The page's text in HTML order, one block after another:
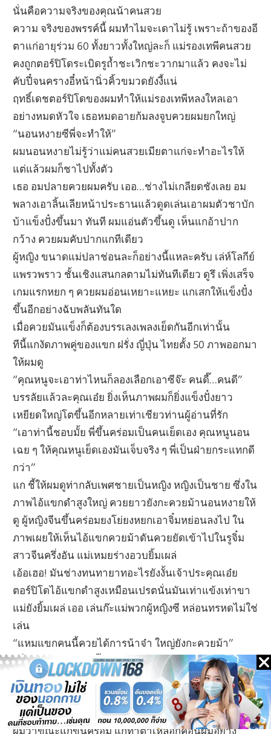
นั่นคือความจริงของคุณน้าคนสวย
ความ จริงของพรรค์นี้ ผมทำไมจะเดาไม่รู้ เพราะถ้าของอี
ตาแก่อายุร่วม 60 ทั้งยาวทั้งใหญ่ละก็ แม่รองเทพีคนสวย
คงถูกตอร์ปิโดระเบิดรูถ้ำชะเวิกชะวากมาแล้ว คงจะไม่
คับปี๋จนครางอี๋หน้านิ่วคิ้วขมวดยังงี้แน่
ฤทธิ์เดชตอร์ปิโดของผมทำให้แม่รองเทพีหลงใหลเอา
อย่างหมดหัวใจ เธอหมดอายก้มลงจูบควยผมยกใหญ่
“นอนหงายซีพี่จะทำให้”
ผมนอนหงายไม่รู้ว่าแม่คนสวยเมียตาแก่จะทำอะไรให้
แต่แล้วผมก็ชาไปทั้งตัว
เธอ อมปลายควยผมครับ เออ…ช่างไม่เกลียดชังเลย อม
พลางเอาลิ้นเลียหน้าประธานแล้วดูดเล่นเอาผมตัวชาบัก
บ้าแข็งปั๋งขึ้นมา ทันที ผมแอ่นตัวขึ้นดู เห็นแกอ้าปาก
กว้าง ควยผมคับปากแกทีเดียว
ผู้หญิง ขนาดแม่ปลาช่อนละก็อย่างนี้แหละครับ เล่ห์โลกีย์
แพรวพราว ชั้นเชิงแสนกลตามไม่ทันทีเดียว ดูรึ เพิ่งเสร็จ
เกมแรกหยก ๆ ควยผมอ่อนเหยาะแหยะ แกเสกให้แข็งปั๋ง
ขึ้นอีกอย่างฉับพลันทันใด
เมื่อควยมันแข็งก็ต้องบรรเลงเพลงเย็ดกันอีกเท่านั้น
ทีนี้แกงัดภาพคู่ของแขก ฝรั่ง ญี่ปุ่น ไทยตั้ง 50 ภาพออกมา
ให้ผมดู
“คุณหนูจะเอาท่าไหนก็ลองเลือกเอาซีจ๊ะ คนดี๊…คนดี”
บรรลัยแล้วละคุณเอ๋ย ยิ่งเห็นภาพผมก็ยิ่งแข็งปั๋งยาว
เหยียดใหญ่โตขึ้นอีกหลายเท่าเชียวท่านผู้อ่านที่รัก
“เอาท่านี้ชอบมั้ย พี่ขึ้นคร่อมเป็นคนเย็ดเอง คุณหนูนอน
เฉย ๆ ให้คุณหนูเย็ดเองมันเจ็บจริง ๆ พี่เป็นฝ่ายกระแทกดี
กว่า”
แก ชี้ให้ผมดูท่ากลับเพศชายเป็นหญิง หญิงเป็นชาย ซึ่งใน
ภาพไอ้แขกดำสูงใหญ่ ควยยาวยังกะควยม้านอนหงายให้
ดู ผู้หญิงจีนขึ้นคร่อมยงโย่ยงหยกเอาจิ๋มหย่อนลงไป ใน
ภาพเผยให้เห็นไอ้แขกควยม้าดันควยยัดเข้าไปในรูจิ๋ม
สาวจีนครึ่งอัน แม่เหมยร่างอวบยิ้มเผล่
เอ้อเฮอ! มันช่างทนทายาทอะไรยังงั้นเจ้าประคุณเอ๋ย
ตอร์ปิโดไอ้แขกดำสูงเหมือนเปรตนั่นมันเท่าแข้งเท่าขา
แม่ยังยิ้มเผล่ เออ เล่นก๊ะแม่พวกผู้หญิงซี หล่อนทรหดไม่ใช่
เล่น
“แหมแขกคนนี้ควยได้การน้าจ๋า ใหญ่ยังกะควยม้า”
“นั่น ซีคุณเวกน่ากลั๊วน่ากลัว แขกควยใหญ่ยาวทุกคน
แต่คุณเวกก็ไม่ใช่เล่น น้าไม่เคยพบเห็นควยทั้งใหญ่ยาว
อย่างนี้เลย เด็กผีอะไรยังงี้หือ”
“ใหญ่เย็ดดีนาครับคุณน้า”
ผมว่าขณะแกขึ้นคร่อม แกทำตาเหลือกค้อนผมอย่าง